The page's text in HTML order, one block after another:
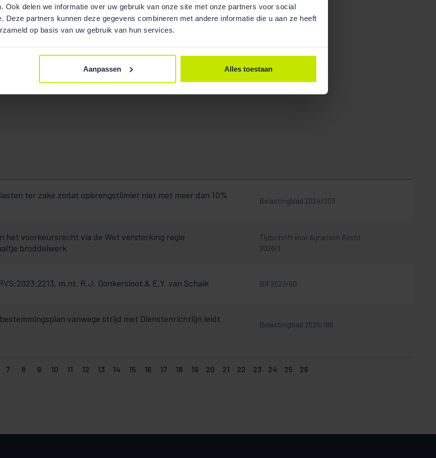
Ook delen we informatie over uw gebruik van onze site met onze partners voor social
Deze partners kunnen deze gegevens combineren met andere informatie die u aan ze heeft
op basis van uw gebruik van hun services.
Aanpassen Alles toestaan
ter zake zodat opbrengstlimiet niet met meer dan 10%
Belastingblad 2024/203
het voorkeursrecht via de Wet versterking regie
broddelwerk
Tijdschrift voor Agrarisch Recht
2026/1
m.nt. R.J. Donkersloot & E.Y. van Schaik BR 2023/60.
vanwege strijd met Dienstenrichtlijn leidt
Belastingblad 2026/198
7 8 9 10 11 12 13 14 15 16 17 18 19 20 21 22 23 24 25 26